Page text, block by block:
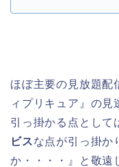
ほぼ主要の見放題配
ィプリキュア』の見
引っ掛かる点として
ビスな点が引っ掛か
か・・・・』と敬遠